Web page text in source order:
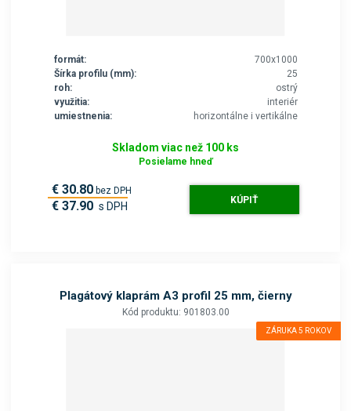
formát:
700x1000
Šírka profilu (mm):
25
roh:
ostrý
využitia:
interiér
umiestnenia:
horizontálne i vertikálne
Skladom viac než 100 ks
Posielame hneď
€ 30.80 bez DPH
€ 37.90 s DPH KÚPIŤ
Plagátový klaprám A3 profil 25 mm, čierny
Kód produktu: 901803.00
ZÁRUKA 5 ROKOV